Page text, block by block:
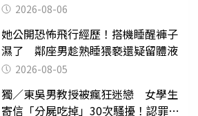
2026-08-06
她公開恐怖飛行經歷！搭機睡醒褲子
濕了 鄰座男趁熟睡猥褻還疑留體液
2026-08-05
獨／東吳男教授被瘋狂迷戀 女學生
寄信「分屍吃掉」30次騷擾！認罪免